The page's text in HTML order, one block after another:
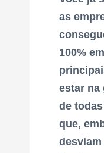
as
100%
estar na
de
que,